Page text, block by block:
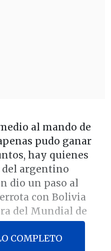
al mando de
pudo ganar
hay quienes
del argentino
dio un paso al
con Bolivia
del Mundial de
COMPLETO